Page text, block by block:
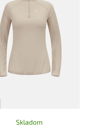
Skladom